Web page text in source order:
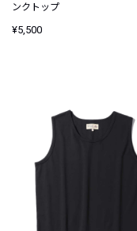
ンクトップ
¥5,500